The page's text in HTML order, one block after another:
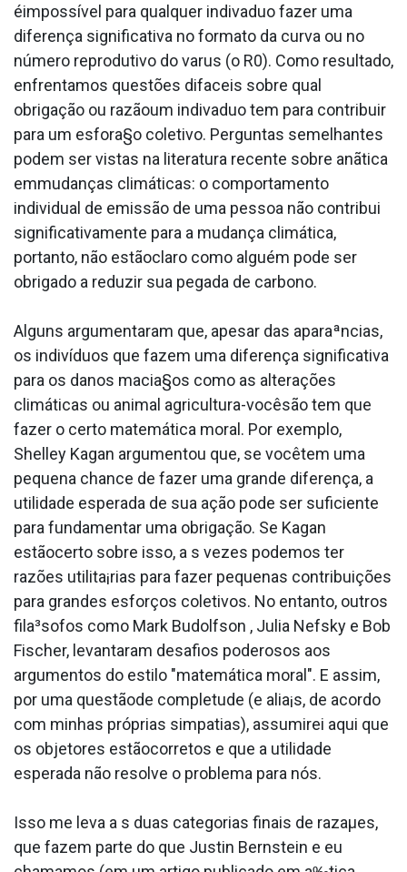
éimpossí­vel para qualquer indiva­duo fazer uma
diferença significativa no formato da curva ou no
número reprodutivo do va­rus (o R0). Como resultado,
enfrentamos questões difa­ceis sobre qual
obrigação ou razãoum indiva­duo tem para contribuir
para um esfora§o coletivo. Perguntas semelhantes
podem ser vistas na literatura recente sobre anãtica
emmudanças climáticas: o comportamento
individual de emissão de uma pessoa não contribui
significativamente para a mudança climática,
portanto, não estãoclaro como alguém pode ser
obrigado a reduzir sua pegada de carbono.
Alguns argumentaram que, apesar das aparaªncias,
os indivíduos que fazem uma diferença significativa
para os danos macia§os como as alterações
climáticas ou animal agricultura-vocêsão tem que
fazer o certo matemática moral. Por exemplo,
Shelley Kagan argumentou que, se vocêtem uma
pequena chance de fazer uma grande diferença, a
utilidade esperada de sua ação pode ser suficiente
para fundamentar uma obrigação. Se Kagan
estãocerto sobre isso, a s vezes podemos ter
razões utilita¡rias para fazer pequenas contribuições
para grandes esforços coletivos. No entanto, outros
fila³sofos como Mark Budolfson , Julia Nefsky e Bob
Fischer, levantaram desafios poderosos aos
argumentos do estilo "matemática moral". E assim,
por uma questãode completude (e alia¡s, de acordo
com minhas próprias simpatias), assumirei aqui que
os objetores estãocorretos e que a utilidade
esperada não resolve o problema para nós.
Isso me leva a s duas categorias finais de razaµes,
que fazem parte do que Justin Bernstein e eu